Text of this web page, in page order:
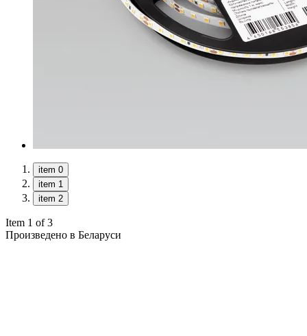
item 0
item 1
item 2
Item 1 of 3
Произведено в Беларуси